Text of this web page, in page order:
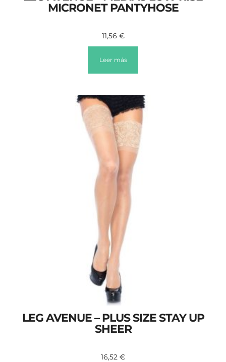
MICRONET PANTYHOSE
11,56 €
Leer más
LEG AVENUE – PLUS SIZE STAY UP
SHEER
16,52 €